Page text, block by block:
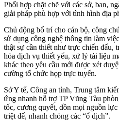
Phối hợp chặt chẽ với các sở, ban,
giải pháp phù hợp với tình hình địa
Chủ động bố trí cho cán bộ, công
sử dụng công nghệ thông tin làm
thật sự cần thiết như trực chiến đấu,
hóa dịch vụ thiết yếu, xử lý tài liệu
khác theo yêu cầu mới được xét
cường tổ chức họp trực tuyến.
Sở Y tế, Công an tỉnh, Trung tâm
ứng nhanh hỗ trợ TP Vũng Tàu
tốc, cương quyết, dồn mọi nguồn
triệt để, nhanh chóng các “ổ dịch”.